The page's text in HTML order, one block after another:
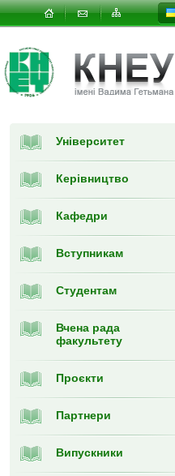
Університет
Керівництво
Кафедри
Вступникам
Студентам
Вчена рада
факультету
Проєкти
Партнери
Випуcкники